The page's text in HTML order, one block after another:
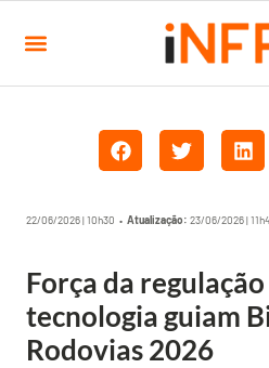
22/06/2026 | 10h30 • Atualização: 23/06/2026 |
Força da
tecnologia guiam
Rodovias 2026